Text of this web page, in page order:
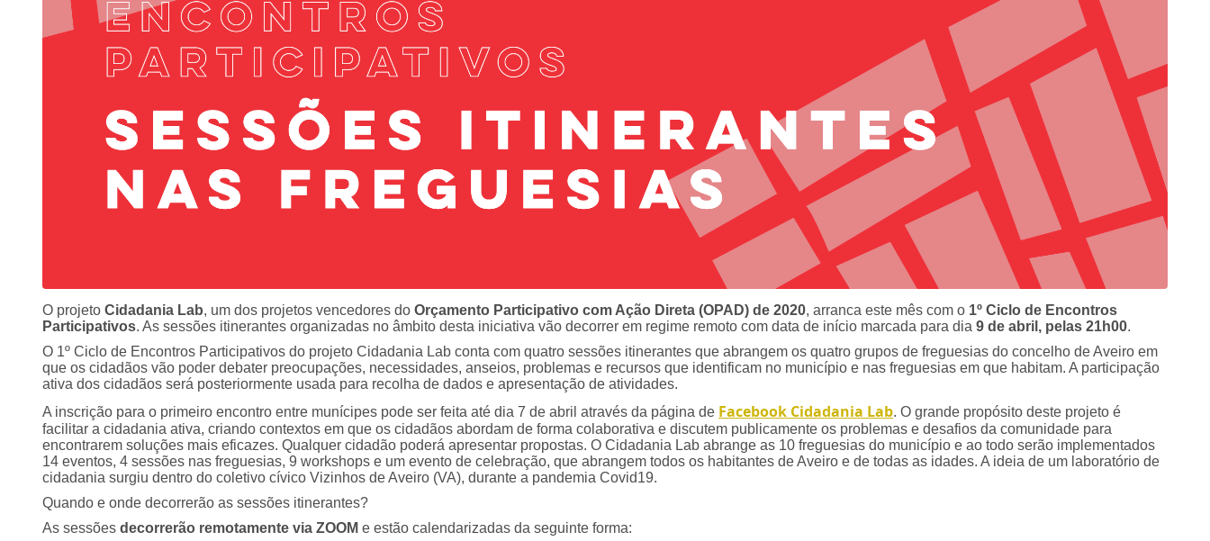
O projeto Cidadania Lab, um dos projetos vencedores do Orçamento Participativo com Ação Direta (OPAD) de 2020, arranca este mês com o 1º Ciclo de Encontros
Participativos. As sessões itinerantes organizadas no âmbito desta iniciativa vão decorrer em regime remoto com data de início marcada para dia 9 de abril, pelas 21h00.
O 1º Ciclo de Encontros Participativos do projeto Cidadania Lab conta com quatro sessões itinerantes que abrangem os quatro grupos de freguesias do concelho de Aveiro em
que os cidadãos vão poder debater preocupações, necessidades, anseios, problemas e recursos que identificam no município e nas freguesias em que habitam. A participação
ativa dos cidadãos será posteriormente usada para recolha de dados e apresentação de atividades.
A inscrição para o primeiro encontro entre munícipes pode ser feita até dia 7 de abril através da página de Facebook Cidadania Lab. O grande propósito deste projeto é
facilitar a cidadania ativa, criando contextos em que os cidadãos abordam de forma colaborativa e discutem publicamente os problemas e desafios da comunidade para
encontrarem soluções mais eficazes. Qualquer cidadão poderá apresentar propostas. O Cidadania Lab abrange as 10 freguesias do município e ao todo serão implementados
14 eventos, 4 sessões nas freguesias, 9 workshops e um evento de celebração, que abrangem todos os habitantes de Aveiro e de todas as idades. A ideia de um laboratório de
cidadania surgiu dentro do coletivo cívico Vizinhos de Aveiro (VA), durante a pandemia Covid19.
Quando e onde decorrerão as sessões itinerantes?
As sessões decorrerão remotamente via ZOOM e estão calendarizadas da seguinte forma: